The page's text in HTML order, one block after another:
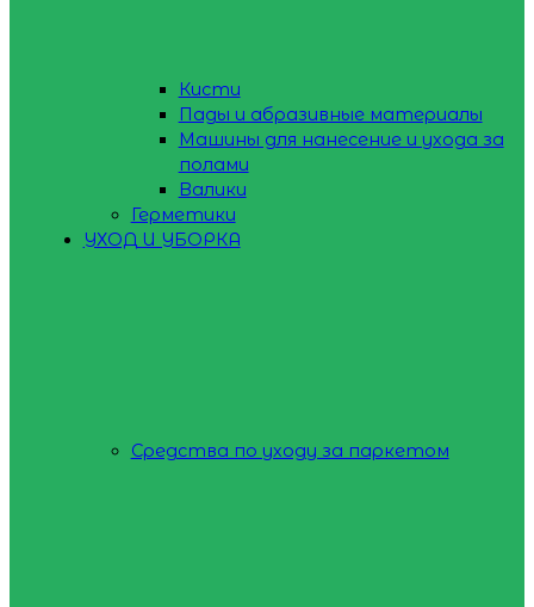
Кисти
Пады и абразивные материалы
Машины для нанесение и ухода за
полами
Валики
Герметики
УХОД И УБОРКА
Средства по уходу за паркетом